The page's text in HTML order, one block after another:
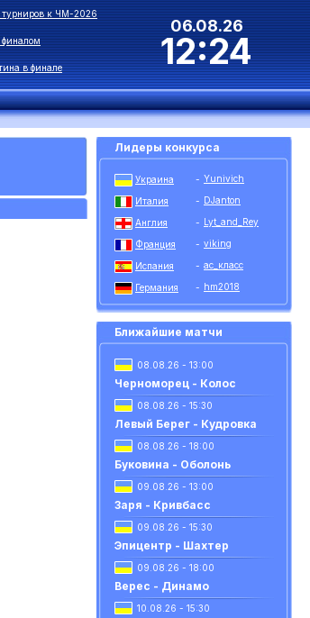
турниров к ЧМ-2026
финалом
в финале
06.08.26
12:24
Лидеры конкурса
Украина - Yunivich
Италия - DJanton
Англия - Lyt_and_Rey
Франция - viking
Испания - ас_класс
Германия - hm2018
Ближайшие матчи
08.08.26 - 13:00
Черноморец - Колос
08.08.26 - 15:30
Левый Берег - Кудровка
08.08.26 - 18:00
Буковина - Оболонь
09.08.26 - 13:00
Заря - Кривбасс
09.08.26 - 15:30
Эпицентр - Шахтер
09.08.26 - 18:00
Верес - Динамо
10.08.26 - 15:30